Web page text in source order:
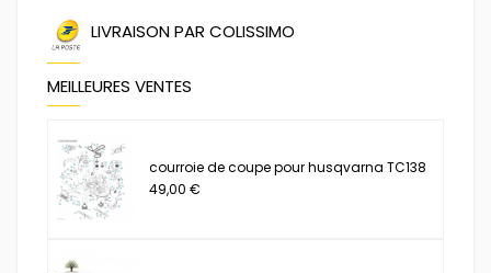
LIVRAISON PAR COLISSIMO
MEILLEURES VENTES
courroie de coupe pour husqvarna TC138
49,00 €